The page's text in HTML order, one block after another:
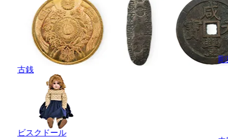
古銭
ビスクドール
彫